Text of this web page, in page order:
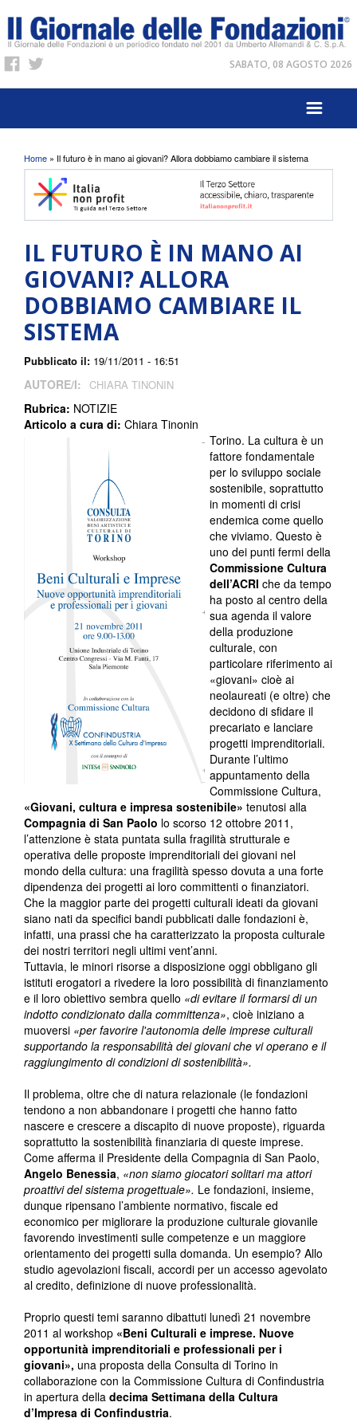
SABATO, 08 AGOSTO 2026
Tu sei qui
Home » Il futuro è in mano ai giovani? Allora dobbiamo cambiare il sistema
IL FUTURO È IN MANO AI
GIOVANI? ALLORA
DOBBIAMO CAMBIARE IL
SISTEMA
Pubblicato il: 19/11/2011 - 16:51
AUTORE/I: CHIARA TINONIN
Rubrica: NOTIZIE
Articolo a cura di: Chiara Tinonin
Torino. La cultura è un
fattore fondamentale
per lo sviluppo sociale
sostenibile, soprattutto
in momenti di crisi
endemica come quello
che viviamo. Questo è
uno dei punti fermi della
Commissione Cultura
dell’ACRI che da tempo
ha posto al centro della
sua agenda il valore
della produzione
culturale, con
particolare riferimento ai
«giovani» cioè ai
neolaureati (e oltre) che
decidono di sfidare il
precariato e lanciare
progetti imprenditoriali.
Durante l’ultimo
appuntamento della
Commissione Cultura,
«Giovani, cultura e impresa sostenibile» tenutosi alla
Compagnia di San Paolo lo scorso 12 ottobre 2011,
l’attenzione è stata puntata sulla fragilità strutturale e
operativa delle proposte imprenditoriali dei giovani nel
mondo della cultura: una fragilità spesso dovuta a una forte
dipendenza dei progetti ai loro committenti o finanziatori.
Che la maggior parte dei progetti culturali ideati da giovani
siano nati da specifici bandi pubblicati dalle fondazioni è,
infatti, una prassi che ha caratterizzato la proposta culturale
dei nostri territori negli ultimi vent’anni.
Tuttavia, le minori risorse a disposizione oggi obbligano gli
istituti erogatori a rivedere la loro possibilità di finanziamento
e il loro obiettivo sembra quello «di evitare il formarsi di un
indotto condizionato dalla committenza», cioè iniziano a
muoversi «per favorire l'autonomia delle imprese culturali
supportando la responsabilità dei giovani che vi operano e il
raggiungimento di condizioni di sostenibilità».
Il problema, oltre che di natura relazionale (le fondazioni
tendono a non abbandonare i progetti che hanno fatto
nascere e crescere a discapito di nuove proposte), riguarda
soprattutto la sostenibilità finanziaria di queste imprese.
Come afferma il Presidente della Compagnia di San Paolo,
Angelo Benessia, «non siamo giocatori solitari ma attori
proattivi del sistema progettuale». Le fondazioni, insieme,
dunque ripensano l’ambiente normativo, fiscale ed
economico per migliorare la produzione culturale giovanile
favorendo investimenti sulle competenze e un maggiore
orientamento dei progetti sulla domanda. Un esempio? Allo
studio agevolazioni fiscali, accordi per un accesso agevolato
al credito, definizione di nuove professionalità.
Proprio questi temi saranno dibattuti lunedì 21 novembre
2011 al workshop «Beni Culturali e imprese. Nuove
opportunità imprenditoriali e professionali per i
giovani», una proposta della Consulta di Torino in
collaborazione con la Commissione Cultura di Confindustria
in apertura della decima Settimana della Cultura
d’Impresa di Confindustria.